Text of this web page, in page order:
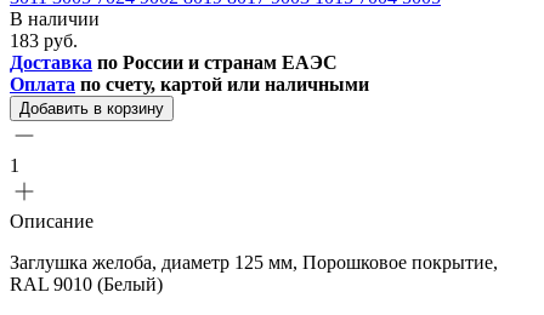
В наличии
183 руб.
Доставка по России и странам ЕАЭС
Оплата по счету, картой или наличными
Добавить в корзину
1
Описание
Заглушка желоба, диаметр 125 мм, Порошковое покрытие,
RAL 9010 (Белый)